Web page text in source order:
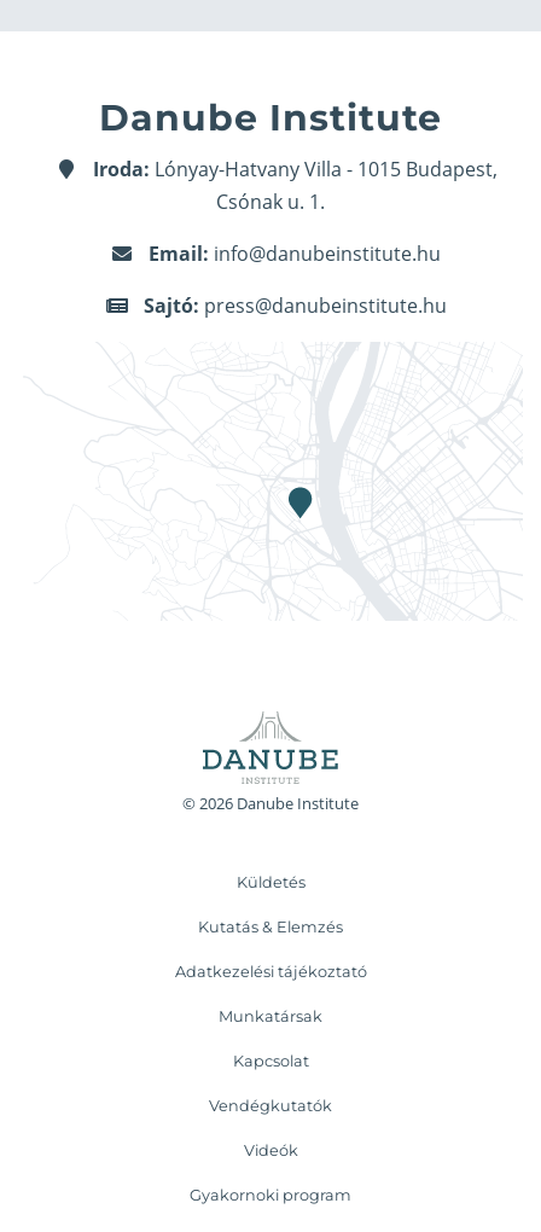
Danube Institute
Iroda: Lónyay-Hatvany Villa - 1015 Budapest,
Csónak u. 1.
Email: info@danubeinstitute.hu
Sajtó: press@danubeinstitute.hu
© 2026 Danube Institute
Küldetés
Kutatás & Elemzés
Adatkezelési tájékoztató
Munkatársak
Kapcsolat
Vendégkutatók
Videók
Gyakornoki program